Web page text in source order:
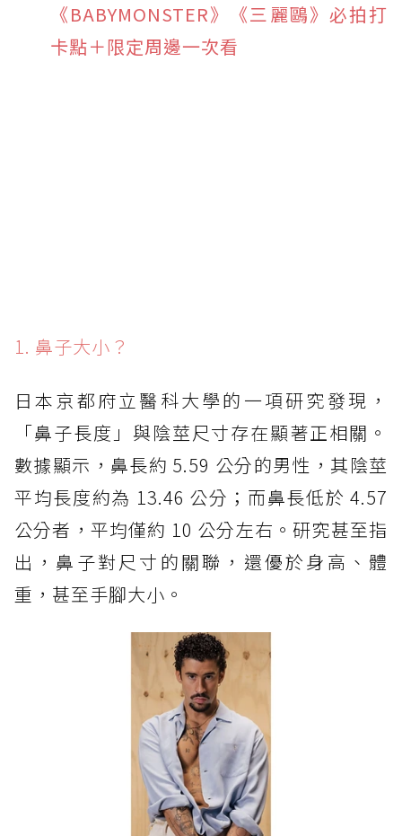
《BABYMONSTER》《三麗鷗》必拍打
卡點＋限定周邊一次看
1. 鼻子大小？
日本京都府立醫科大學的一項研究發現，
「鼻子長度」與陰莖尺寸存在顯著正相關。
數據顯示，鼻長約 5.59 公分的男性，其陰莖
平均長度約為 13.46 公分；而鼻長低於 4.57
公分者，平均僅約 10 公分左右。研究甚至指
出，鼻子對尺寸的關聯，還優於身高、體
重，甚至手腳大小。